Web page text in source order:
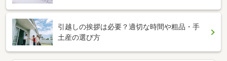
引越しの挨拶は必要？適切な時間や粗品・手
土産の選び方